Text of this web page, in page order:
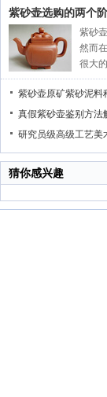
紫砂壶选购的两个
紫砂
然而
很大
紫砂壶原矿紫砂泥料
真假紫砂壶鉴别方法
研究员级高级工艺美
猜你感兴趣